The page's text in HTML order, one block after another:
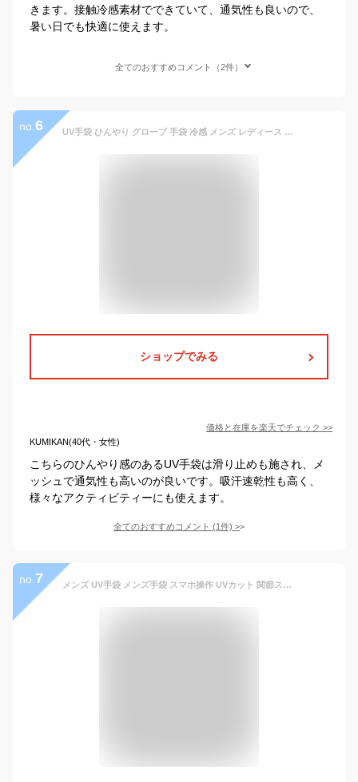
きます。接触冷感素材でできていて、通気性も良いので、
暑い日でも快適に使えます。
全てのおすすめコメント（2件）
no. 6 UV手袋 ひんやり グローブ 手袋 冷感 メンズ レディース バイク グローブ ゴルフ スポーツ 二指 半指 全指 スマホ対応 日焼け止め 滑り止め加工 日焼け防止 メッシュ 通気 吸汗速乾 サイクリング 自転車 アウトドア 登山 通勤 運転用 釣り 男女兼用
ショップでみる
価格と在庫を楽天でチェック >>
KUMIKAN(40代・女性)
こちらのひんやり感のあるUV手袋は滑り止めも施され、メ
ッシュで通気性も高いのが良いです。吸汗速乾性も高く、
様々なアクティビティーにも使えます。
全てのおすすめコメント (1件) >
no. 7 メンズ UV手袋 メンズ手袋 スマホ操作 UVカット 関節ストレス 通気性良い 男 手袋 UV対策 紫外線対策 グッズ 指あり 薄手 日焼け対策 日焼け防止 涼しい 夏用 通勤 通学 タッチパネル対応 日焼け止め 紫外線防止 通気性 手袋 運転用 紫外線対策 疲労減少 送料無料